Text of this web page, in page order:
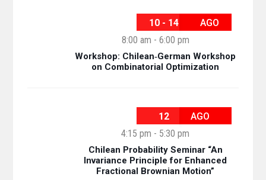
10 - 14
AGO
8:00 am - 6:00 pm
Workshop: Chilean‐German Workshop
on Combinatorial Optimization
12
AGO
4:15 pm - 5:30 pm
Chilean Probability Seminar “An
Invariance Principle for Enhanced
Fractional Brownian Motion”